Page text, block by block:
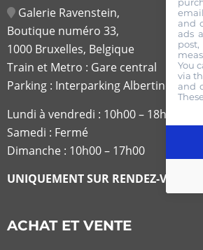
Galerie Ravenstein,
Boutique numéro 33,
1000 Bruxelles, Belgique
Train et Metro : Gare central
Parking : Interparking Albertine
Lundi à vendredi : 10h00 – 18h30
Samedi : Fermé
Dimanche : 10h00 – 17h00
UNIQUEMENT SUR RENDEZ-VOUS
ACHAT ET VENTE
and
ads
You
via
and